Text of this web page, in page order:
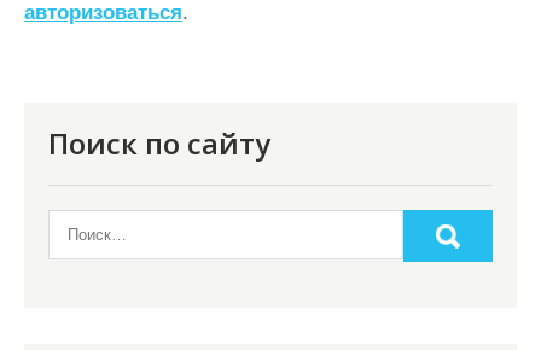
авторизоваться.
Поиск по сайту